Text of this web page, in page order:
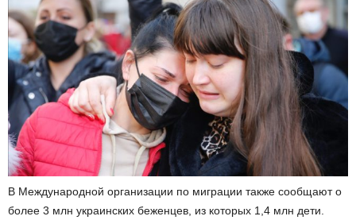
В Международной организации по миграции также сообщают о
более 3 млн украинских беженцев, из которых 1,4 млн дети.